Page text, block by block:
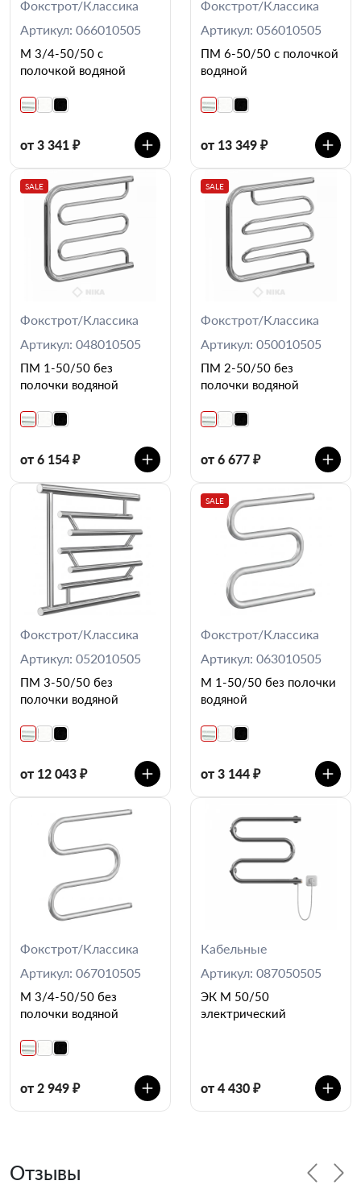
Фокстрот/Классика
Артикул: 066010505
М 3/4-50/50 с
полочкой водяной
от 3 341 ₽
Фокстрот/Классика
Артикул: 056010505
ПМ 6-50/50 с полочкой
водяной
от 13 349 ₽
SALE
Фокстрот/Классика
Артикул: 048010505
ПМ 1-50/50 без
полочки водяной
от 6 154 ₽
SALE
Фокстрот/Классика
Артикул: 050010505
ПМ 2-50/50 без
полочки водяной
от 6 677 ₽
Фокстрот/Классика
Артикул: 052010505
ПМ 3-50/50 без
полочки водяной
от 12 043 ₽
SALE
Фокстрот/Классика
Артикул: 063010505
М 1-50/50 без полочки
водяной
от 3 144 ₽
Фокстрот/Классика
Артикул: 067010505
М 3/4-50/50 без
полочки водяной
от 2 949 ₽
Кабельные
Артикул: 087050505
ЭК М 50/50
электрический
от 4 430 ₽
Отзывы